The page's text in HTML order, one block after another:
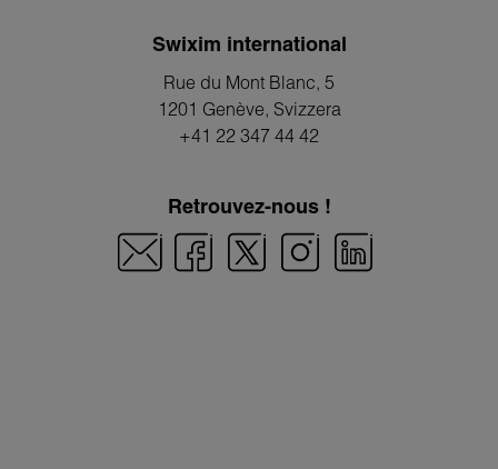
Swixim international
Rue du Mont Blanc, 5
1201 Genève, Svizzera
+41 22 347 44 42
Retrouvez-nous !